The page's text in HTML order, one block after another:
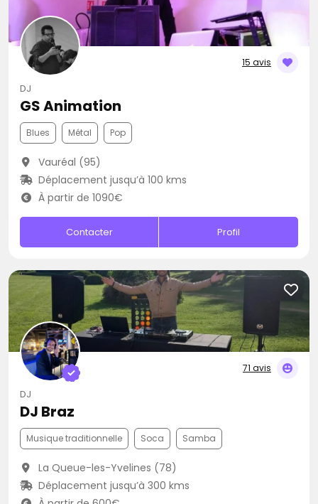
15 avis
DJ
GS Animation
Blues Métal Pop
Vauréal (95)
Déplacement jusqu’à 100 kms
À partir de 1090€
Contacter Profil
71 avis
DJ
DJ Braz
Musique traditionnelle Soca Samba
La Queue-les-Yvelines (78)
Déplacement jusqu’à 300 kms